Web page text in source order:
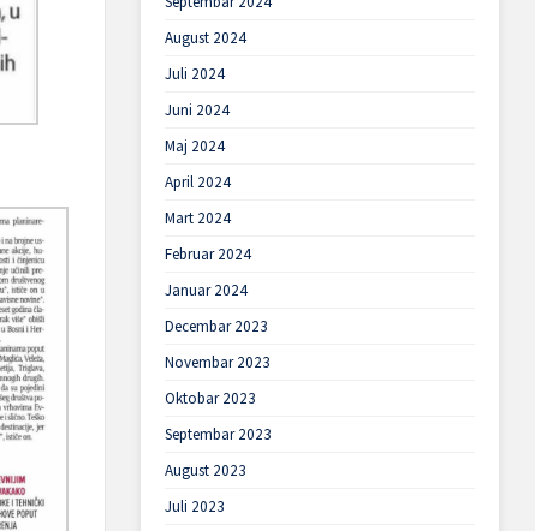
August 2024
Juli 2024
Juni 2024
Maj 2024
April 2024
Mart 2024
Februar 2024
Januar 2024
Decembar 2023
Novembar 2023
Oktobar 2023
Septembar 2023
August 2023
Juli 2023